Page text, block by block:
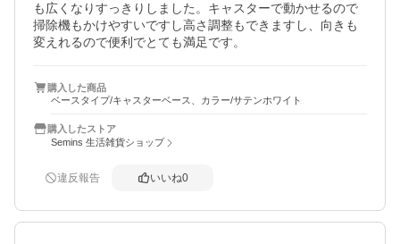
も広くなりすっきりしました。キャスターで動かせるので
掃除機もかけやすいですし高さ調整もできますし、向きも
変えれるので便利でとても満足です。
購入した商品
ベースタイプ/キャスターベース、カラー/サテンホワイト
購入したストア
Semins 生活雑貨ショップ
違反報告 いいね0